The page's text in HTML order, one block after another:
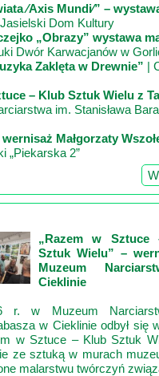
⁄Axis Mundi⁄” –
Dom Kultury
„Obrazy” wystawa
Dwór Karwacjanów w
Zaklęta w Drewnie” |
– Klub Sztuk Wielu z
im. Stanisława
Małgorzaty
„Piekarska 2”
„Razem w Sztuce
Sztuk Wielu” –
Muzeum
Cieklinie
r. w Muzeum
w Cieklinie odbył się
w Sztuce – Klub Sztuk
ze sztuką w murach
malarstwu twórczyń